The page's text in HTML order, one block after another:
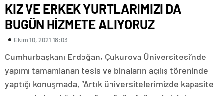
KIZ VE ERKEK YURTLARIMIZI DA
BUGÜN HİZMETE ALIYORUZ
Ekim 10, 2021 18:03
Cumhurbaşkanı Erdoğan, Çukurova Üniversitesi’nde
yapımı tamamlanan tesis ve binaların açılış töreninde
yaptığı konuşmada, “Artık üniversitelerimizde kapasite